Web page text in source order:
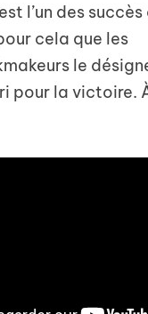
l’un des succès
cela que les
le
pour la victoire.